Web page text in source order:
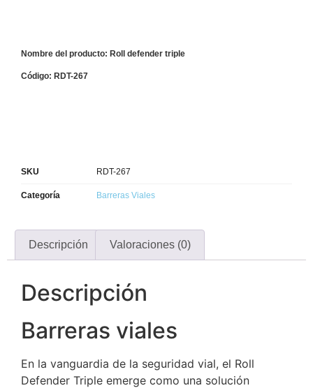
Nombre del producto: Roll defender triple
Código: RDT-267
SKU RDT-267
Categoría Barreras Viales
Descripción Valoraciones (0)
Descripción
Barreras viales
En la vanguardia de la seguridad vial, el Roll
Defender Triple emerge como una solución